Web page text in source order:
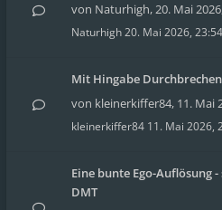
von Naturhigh,20. Mai
Naturhigh20. Mai 2026, 23:54
Mit Hingabe
von kleinerkiffer84, 11. Mai
kleinerkiffer84 11. Mai 2026,
Eine bunte Ego-Auflösung
DMT